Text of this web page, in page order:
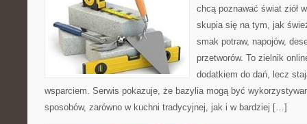
chcą poznawać świat ziół
skupia się na tym, jak
smak potraw, napojów,
przetworów. To zielnik
dodatkiem do dań, lecz
wsparciem. Serwis pokazuje, że bazylia mogą być
sposobów, zarówno w kuchni tradycyjnej, jak i w bardziej […]